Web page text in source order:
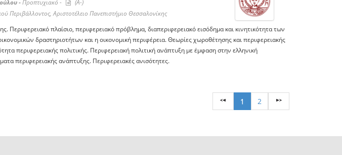
-Προπτυχιακό -
(A-)
Περιβάλλοντος, Αριστοτέλειο Πανεπιστήμιο Θεσσαλονίκης
Περιφερειακό πλαίσιο, περιφερειακό πρόβλημα, διαπεριφερειακό εισόδημα και κινητικότητα των
δραστηριοτήτων και η οικονομική περιφέρεια. Θεωρίες χωροθέτησης και περιφερειακής
περιφερειακής πολιτικής. Περιφερειακή πολιτική ανάπτυξη με έμφαση στην ελληνική
περιφερειακής ανάπτυξης. Περιφερειακές ανισότητες.
1 2